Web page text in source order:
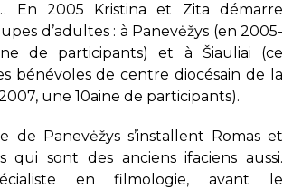
En 2005 Kristina et Zita démarre
d’adultes : à Panevėžys (en 2005-
de participants) et à Šiauliai (ce
bénévoles de centre diocésain de la
une 10aine de participants).
de Panevėžys s’installent Romas et
qui sont des anciens ifaciens aussi.
en filmologie, avant le